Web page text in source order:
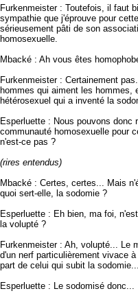
Furkenmeister : Toutefois, il faut
sympathie que j'éprouve pour
sérieusement pâti de son
homosexuelle.
Mbacké : Ah vous êtes
Furkenmeister : Certainement
hommes qui aiment les
hétérosexuel qui a inventé la
Esperluette : Nous pouvons donc
communauté homosexuelle pour
n'est-ce pas ?
(rires entendus)
Mbacké : Certes, certes... Mais
quoi sert-elle, la sodomie ?
Esperluette : Eh bien, ma foi,
la volupté ?
Furkenmeister : Ah, volupté... Le
d'un nerf particulièrement vivace
part de celui qui subit la sodomie...
Esperluette : Le sodomisé donc...